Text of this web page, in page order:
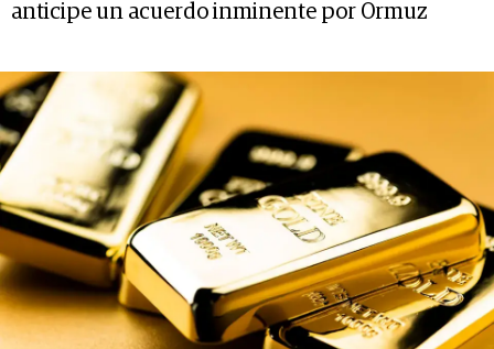
anticipe un acuerdo inminente por Ormuz